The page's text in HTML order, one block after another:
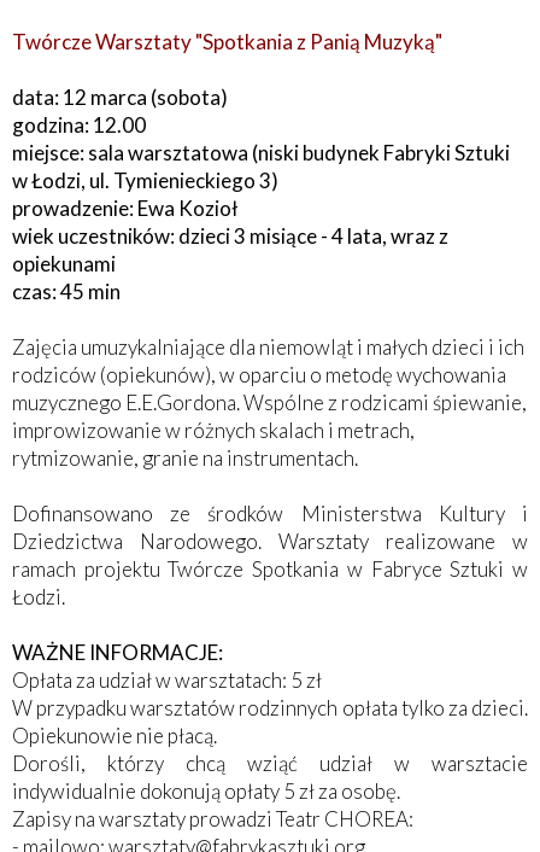
Twórcze Warsztaty "Spotkania z Panią Muzyką"
data: 12 marca (sobota)
godzina: 12.00
miejsce: sala warsztatowa (niski budynek Fabryki Sztuki
w Łodzi, ul. Tymienieckiego 3)
prowadzenie: Ewa Kozioł
wiek uczestników: dzieci 3 misiące - 4 lata, wraz z
opiekunami
czas: 45 min
Zajęcia umuzykalniające dla niemowląt i małych dzieci i ich
rodziców (opiekunów), w oparciu o metodę wychowania
muzycznego E.E.Gordona. Wspólne z rodzicami śpiewanie,
improwizowanie w różnych skalach i metrach,
rytmizowanie, granie na instrumentach.
Dofinansowano ze środków Ministerstwa Kultury i
Dziedzictwa Narodowego. Warsztaty realizowane w
ramach projektu Twórcze Spotkania w Fabryce Sztuki w
Łodzi.
WAŻNE INFORMACJE:
Opłata za udział w warsztatach: 5 zł
W przypadku warsztatów rodzinnych opłata tylko za dzieci.
Opiekunowie nie płacą.
Dorośli, którzy chcą wziąć udział w warsztacie
indywidualnie dokonują opłaty 5 zł za osobę.
Zapisy na warsztaty prowadzi Teatr CHOREA:
- mailowo: warsztaty@fabrykasztuki.org